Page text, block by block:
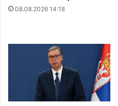
08.08.2026 14:18